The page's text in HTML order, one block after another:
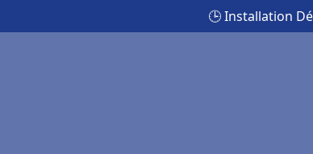
🕒 Installation